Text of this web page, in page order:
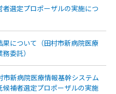
選定プロポーザルの実施につ
について（田村市新病院医療
委託）
市新病院医療情報基幹システム
補者選定プロポーザルの実施